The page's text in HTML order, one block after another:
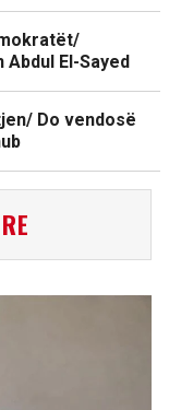
El-Sayed
Do vendosë